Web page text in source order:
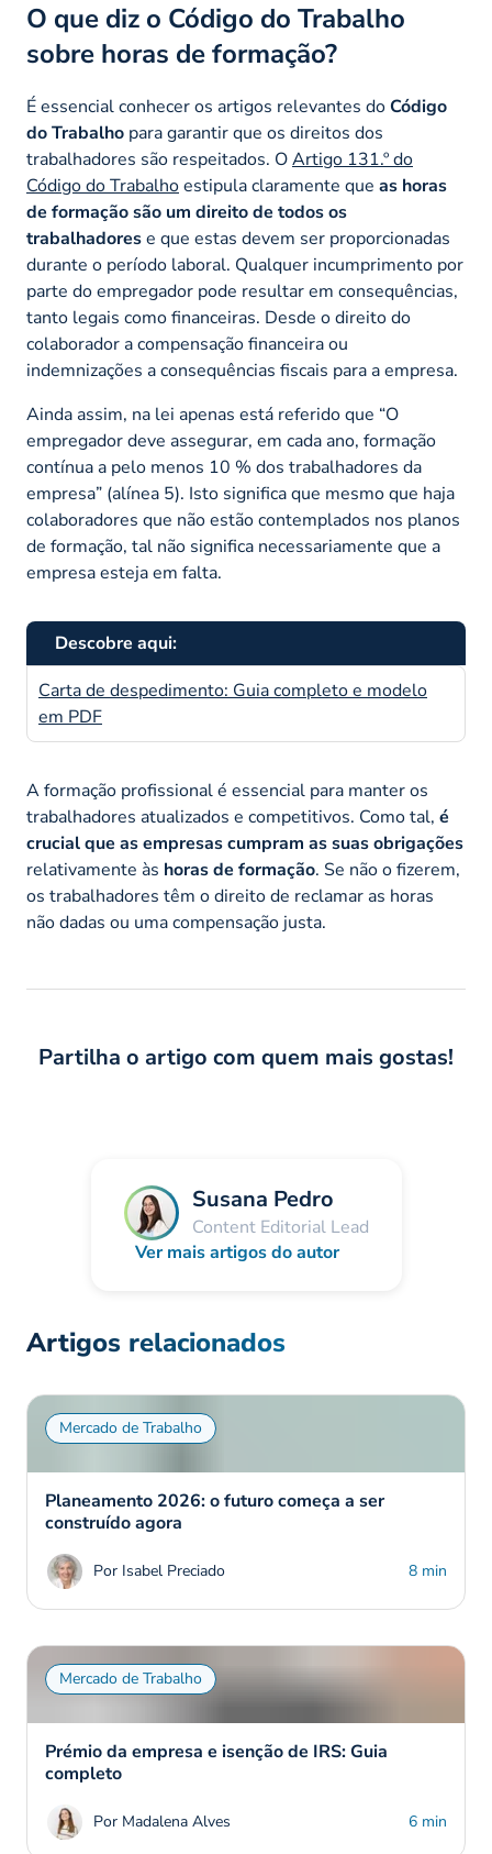
O que diz o Código do Trabalho
sobre horas de formação?
É essencial conhecer os artigos relevantes doCódigo
do Trabalho para garantir que os direitos dos
trabalhadores são respeitados. OArtigo 131.º do
Código do Trabalhoestipula claramente que as horas
de formação são um direito de todos os
trabalhadorese que estas devem ser proporcionadas
durante o período laboral. Qualquer incumprimento por
parte do empregador pode resultar em consequências,
tanto legais como financeiras. Desde o direito do
colaborador a compensação financeira ou
indemnizações a consequências fiscais para a empresa.
Ainda assim, na lei apenas está referido que “O
empregador deve assegurar, em cada ano, formação
contínua a pelo menos 10 % dos trabalhadores da
empresa” (alínea 5). Isto significa que mesmo que haja
colaboradores que não estão contemplados nos planos
de formação, tal não significa necessariamente que a
empresa esteja em falta.
Descobre aqui:
Carta de despedimento: Guia completo e modelo
em PDF
A formação profissional é essencial para manter os
trabalhadores atualizados e competitivos. Como tal, é
crucial que as empresas cumpram as suas obrigações
relativamente às horas de formação. Se não o fizerem,
os trabalhadores têm o direito de reclamar as horas
não dadas ou uma compensação justa.
Partilha o artigo com quem mais gostas!
Susana Pedro
Content Editorial Lead
Ver mais artigos do autor
Artigos relacionados
Mercado de Trabalho
Planeamento 2026: o futuro começa a ser
construído agora
Por Isabel Preciado 8 min
Mercado de Trabalho
Prémio da empresa e isenção de IRS: Guia
completo
Por Madalena Alves 6 min